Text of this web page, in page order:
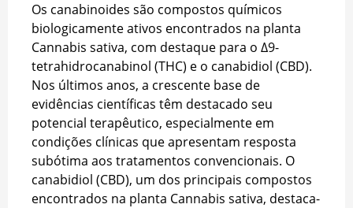
Os canabinoides são compostos químicos
biologicamente ativos encontrados na planta
Cannabis sativa, com destaque para o Δ9-
tetrahidrocanabinol (THC) e o canabidiol (CBD).
Nos últimos anos, a crescente base de
evidências científicas têm destacado seu
potencial terapêutico, especialmente em
condições clínicas que apresentam resposta
subótima aos tratamentos convencionais. O
canabidiol (CBD), um dos principais compostos
encontrados na planta Cannabis sativa, destaca-